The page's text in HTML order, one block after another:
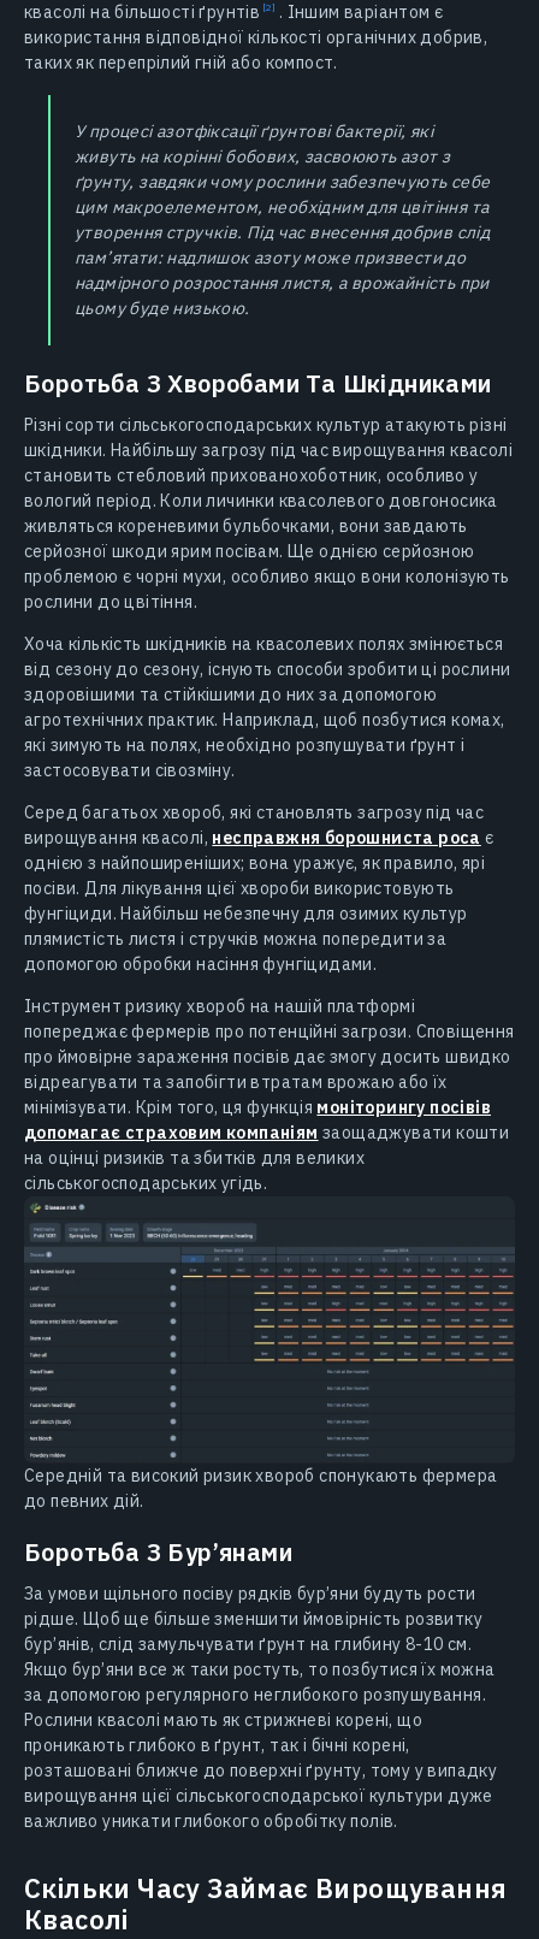
квасолі на більшостіґрунтів
. Іншим варіантом є
використання відповідної кількості органічних добрив,
таких як перепрілий гній або компост.
У процесі азотфіксації ґрунтові бактерії, які
живуть на корінні бобових, засвоюють азот з
ґрунту, завдяки чому рослини забезпечують себе
цим макроелементом, необхідним для цвітіння та
утворення стручків. Під час внесення добрив слід
пам’ятати: надлишок азоту може призвести до
надмірного розростання листя, а врожайність при
цьому буде низькою.
Боротьба З Хворобами Та Шкідниками
Різні сорти сільськогосподарських культур атакують різні
шкідники. Найбільшу загрозу під час вирощування квасолі
становить стебловий прихованохоботник, особливо у
вологий період. Коли личинки квасолевого довгоносика
живляться кореневими бульбочками, вони завдають
серйозної шкоди ярим посівам. Ще однією серйозною
проблемою є чорні мухи, особливо якщо вони колонізують
рослини до цвітіння.
Хоча кількість шкідників на квасолевих полях змінюється
від сезону до сезону, існують способи зробити ці рослини
здоровішими та стійкішими до них за допомогою
агротехнічних практик. Наприклад, щоб позбутися комах,
які зимують на полях, необхідно розпушувати ґрунт і
застосовувати сівозміну.
Серед багатьох хвороб, які становлять загрозу під час
вирощування квасолі, несправжня борошниста роса є
однією з найпоширеніших; вона уражує, як правило, ярі
посіви. Для лікування цієї хвороби використовують
фунгіциди. Найбільш небезпечну для озимих культур
плямистість листя і стручків можна попередити за
допомогою обробки насіння фунгіцидами.
Інструмент ризику хвороб на нашій платформі
попереджає фермерів про потенційні загрози. Сповіщення
про ймовірне зараження посівів дає змогу досить швидко
відреагувати та запобігти втратам врожаю або їх
мінімізувати. Крім того, ця функція моніторингу посівів
допомагає страховим компаніям заощаджувати кошти
на оцінці ризиків та збитків для великих
сільськогосподарських угідь.
Середній та високий ризик хвороб спонукають фермера
до певних дій.
Боротьба З Бур’янами
За умови щільного посіву рядків бур’яни будуть рости
рідше. Щоб ще більше зменшити ймовірність розвитку
бур’янів, слід замульчувати ґрунт на глибину 8-10 см.
Якщо бур’яни все ж таки ростуть, то позбутися їх можна
за допомогою регулярного неглибокого розпушування.
Рослини квасолі мають як стрижневі корені, що
проникають глибоко в ґрунт, так і бічні корені,
розташовані ближче до поверхні ґрунту, тому у випадку
вирощування цієї сільськогосподарської культури дуже
важливо уникати глибокого обробітку полів.
Скільки Часу Займає Вирощування
Квасолі